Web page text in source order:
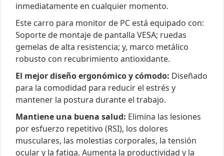
inmediatamente en cualquier momento.
Este carro para monitor de PC está equipado con:
Soporte de montaje de pantalla VESA; ruedas
gemelas de alta resistencia; y, marco metálico
robusto con recubrimiento antioxidante.
El mejor diseño ergonómico y cómodo: Diseñado
para la comodidad para reducir el estrés y
mantener la postura durante el trabajo.
Mantiene una buena salud: Elimina las lesiones
por esfuerzo repetitivo (RSI), los dolores
musculares, las molestias corporales, la tensión
ocular y la fatiga. Aumenta la productividad y la